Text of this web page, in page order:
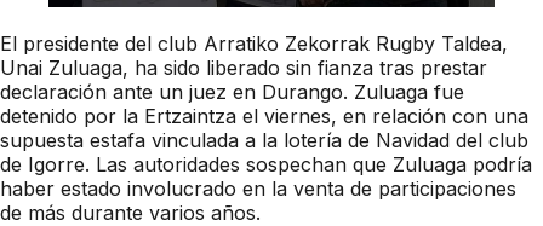
El presidente del club Arratiko Zekorrak Rugby Taldea,
Unai Zuluaga, ha sido liberado sin fianza tras prestar
declaración ante un juez en Durango. Zuluaga fue
detenido por la Ertzaintza el viernes, en relación con una
supuesta estafa vinculada a la lotería de Navidad del club
de Igorre. Las autoridades sospechan que Zuluaga podría
haber estado involucrado en la venta de participaciones
de más durante varios años.